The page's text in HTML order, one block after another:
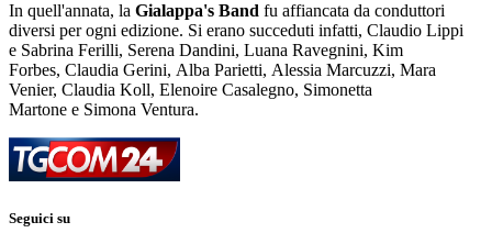
In quell'annata, la Gialappa's Band fu affiancata da conduttori
diversi per ogni edizione. Si erano succeduti infatti, Claudio Lippi
e Sabrina Ferilli, Serena Dandini, Luana Ravegnini, Kim
Forbes, Claudia Gerini, Alba Parietti, Alessia Marcuzzi, Mara
Venier, Claudia Koll, Elenoire Casalegno, Simonetta
Martone e Simona Ventura.
Seguici su